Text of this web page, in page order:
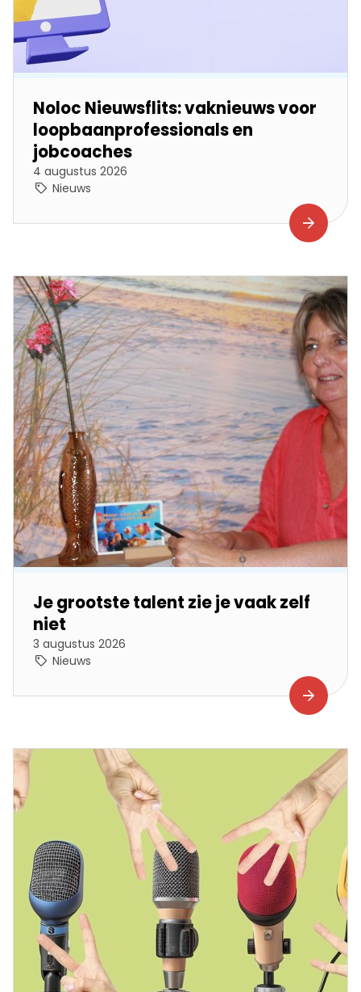
Noloc Nieuwsflits: vaknieuws voor
loopbaanprofessionals en
jobcoaches
4 augustus 2026
Nieuws
Je grootste talent zie je vaak zelf
niet
3 augustus 2026
Nieuws